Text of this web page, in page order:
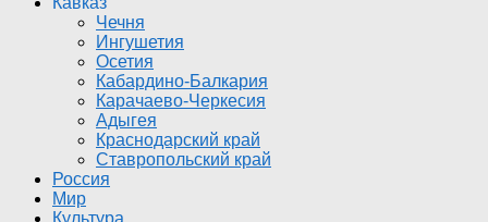
Чечня
Ингушетия
Осетия
Кабардино-Балкария
Карачаево-Черкесия
Адыгея
Краснодарский край
Ставропольский край
Россия
Мир
Культура